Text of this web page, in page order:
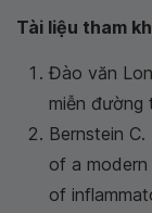
Tài liệu tham
Đào văn
miễn đường
Bernstein
of a modern
of